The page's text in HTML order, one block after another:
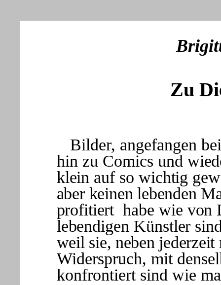
Zu
Bilder, angefangen
hin zu Comics und
klein auf so wichtig
aber keinen lebenden
profitiert habe wie von
lebendigen Künstler
weil sie, neben
Widerspruch, mit
konfrontiert sind wie